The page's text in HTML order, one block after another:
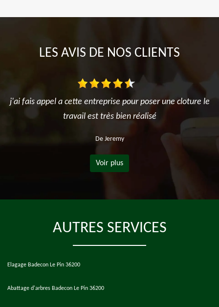
LES AVIS DE NOS CLIENTS
j'ai fais appel a cette entreprise pour poser une cloture le
travail est très bien réalisé
De Jeremy
Voir plus
AUTRES SERVICES
Elagage Badecon Le Pin 36200
Abattage d'arbres Badecon Le Pin 36200